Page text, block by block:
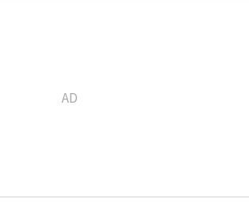
認了：心很酸
27分鐘前